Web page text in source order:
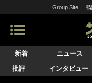
Group Site
新着 ニュース
批評
インタビュー